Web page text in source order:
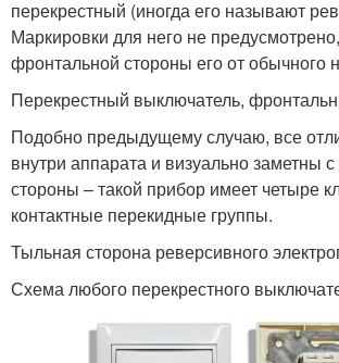
перекрестный (иногда его называют
Маркировки для него не
фронтальной стороны его от обычного
Перекрестный выключатель,
Подобно предыдущему случаю, все
внутри аппарата и визуально заметны
стороны – такой прибор имеет четыре
контактные перекидные группы.
Тыльная сторона реверсивного
Схема любого перекрестного